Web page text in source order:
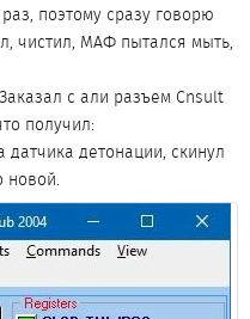
поэтому сразу говорю
чистил, МАФ пытался мыть,
с али разъем Cnsult
получил:
детонации, скинул
новой.